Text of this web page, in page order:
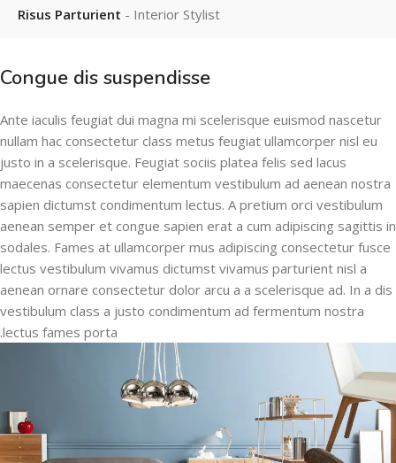
Risus Parturient
Interior Stylist
Congue dis suspendisse
Ante iaculis feugiat dui magna mi scelerisque euismod nascetur
nullam hac consectetur class metus feugiat ullamcorper nisl eu
justo in a scelerisque. Feugiat sociis platea felis sed lacus
maecenas consectetur elementum vestibulum ad aenean nostra
sapien dictumst condimentum lectus. A pretium orci vestibulum
aenean semper et congue sapien erat a cum adipiscing sagittis in
sodales. Fames at ullamcorper mus adipiscing consectetur fusce
lectus vestibulum vivamus dictumst vivamus parturient nisl a
aenean ornare consectetur dolor arcu a a scelerisque ad. In a dis
vestibulum class a justo condimentum ad fermentum nostra
lectus fames porta.